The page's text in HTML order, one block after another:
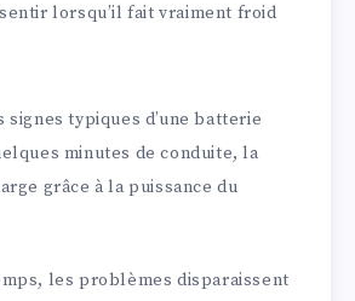
lorsqu’il fait vraiment froid
signes typiques d’une batterie
minutes de conduite, la
grâce à la puissance du
les problèmes disparaissent